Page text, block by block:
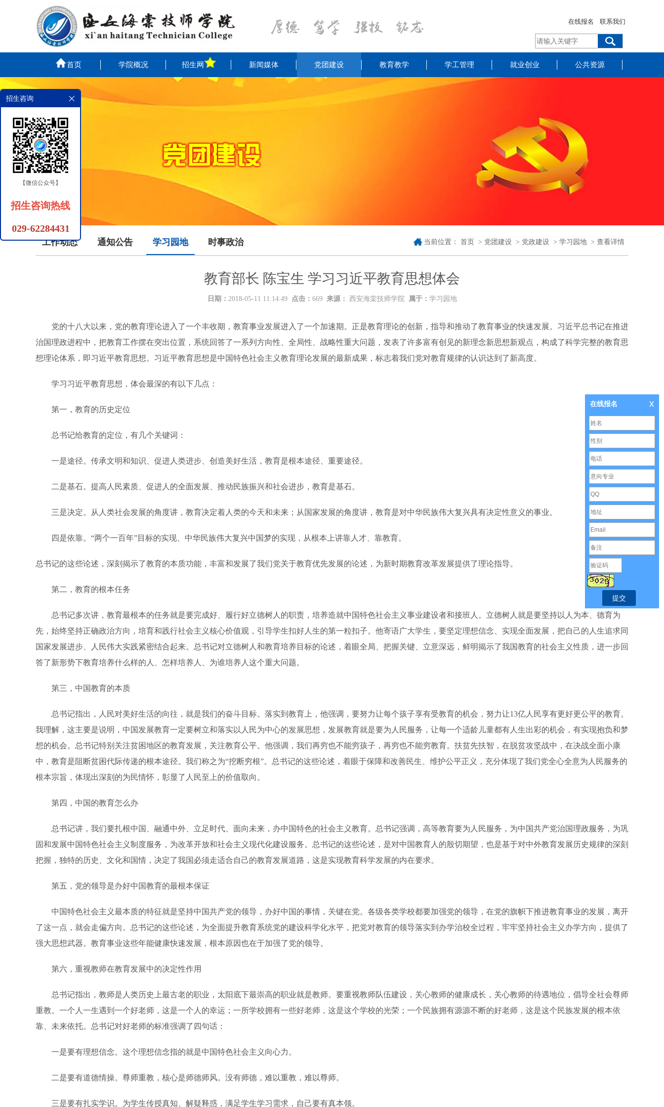
在线报名 联系我们
首页 学院概况 招生网 新闻媒体 党团建设 教育教学 学工管理 就业创业 公共资源
工作动态 通知公告 学习园地 时事政治 当前位置： 首页 > 党团建设 > 党政建设 > 学习园地 > 查看详情
教育部长 陈宝生 学习习近平教育思想体会
日期： 2018-05-11 11:14:49 点击： 669 来源： 西安海棠技师学院 属于： 学习园地
党的十八大以来，党的教育理论进入了一个丰收期，教育事业发展进入了一个加速期。正是教育理论的创新，指导和推动了教育事业的快速发展。习近平总书记在推进
治国理政进程中，把教育工作摆在突出位置，系统回答了一系列方向性、全局性、战略性重大问题，发表了许多富有创见的新理念新思想新观点，构成了科学完整的教育思
想理论体系，即习近平教育思想。习近平教育思想是中国特色社会主义教育理论发展的最新成果，标志着我们党对教育规律的认识达到了新高度。
学习习近平教育思想，体会最深的有以下几点：
第一，教育的历史定位
总书记给教育的定位，有几个关键词：
一是途径。传承文明和知识、促进人类进步、创造美好生活，教育是根本途径、重要途径。
二是基石。提高人民素质、促进人的全面发展、推动民族振兴和社会进步，教育是基石。
三是决定。从人类社会发展的角度讲，教育决定着人类的今天和未来；从国家发展的角度讲，教育是对中华民族伟大复兴具有决定性意义的事业。
四是依靠。“两个一百年”目标的实现、中华民族伟大复兴中国梦的实现，从根本上讲靠人才、靠教育。
总书记的这些论述，深刻揭示了教育的本质功能，丰富和发展了我们党关于教育优先发展的论述，为新时期教育改革发展提供了理论指导。
第二，教育的根本任务
总书记多次讲，教育最根本的任务就是要完成好、履行好立德树人的职责，培养造就中国特色社会主义事业建设者和接班人。立德树人就是要坚持以人为本、德育为
先，始终坚持正确政治方向，培育和践行社会主义核心价值观，引导学生扣好人生的第一粒扣子。他寄语广大学生，要坚定理想信念、实现全面发展，把自己的人生追求同
国家发展进步、人民伟大实践紧密结合起来。总书记对立德树人和教育培养目标的论述，着眼全局、把握关键、立意深远，鲜明揭示了我国教育的社会主义性质，进一步回
答了新形势下教育培养什么样的人、怎样培养人、为谁培养人这个重大问题。
第三，中国教育的本质
总书记指出，人民对美好生活的向往，就是我们的奋斗目标。落实到教育上，他强调，要努力让每个孩子享有受教育的机会，努力让13亿人民享有更好更公平的教育。
我理解，这主要是说明，中国发展教育一定要树立和落实以人民为中心的发展思想，发展教育就是要为人民服务，让每一个适龄儿童都有人生出彩的机会，有实现抱负和梦
想的机会。总书记特别关注贫困地区的教育发展，关注教育公平。他强调，我们再穷也不能穷孩子，再穷也不能穷教育。扶贫先扶智，在脱贫攻坚战中，在决战全面小康
中，教育是阻断贫困代际传递的根本途径。我们称之为“挖断穷根”。总书记的这些论述，着眼于保障和改善民生、维护公平正义，充分体现了我们党全心全意为人民服务的
根本宗旨，体现出深刻的为民情怀，彰显了人民至上的价值取向。
第四，中国的教育怎么办
总书记讲，我们要扎根中国、融通中外、立足时代、面向未来，办中国特色的社会主义教育。总书记强调，高等教育要为人民服务，为中国共产党治国理政服务，为巩
固和发展中国特色社会主义制度服务，为改革开放和社会主义现代化建设服务。总书记的这些论述，是对中国教育人的殷切期望，也是基于对中外教育发展历史规律的深刻
把握，独特的历史、文化和国情，决定了我国必须走适合自己的教育发展道路，这是实现教育科学发展的内在要求。
第五，党的领导是办好中国教育的最根本保证
中国特色社会主义最本质的特征就是坚持中国共产党的领导，办好中国的事情，关键在党。各级各类学校都要加强党的领导，在党的旗帜下推进教育事业的发展，离开
了这一点，就会走偏方向。总书记的这些论述，为全面提升教育系统党的建设科学化水平，把党对教育的领导落实到办学治校全过程，牢牢坚持社会主义办学方向，提供了
强大思想武器。教育事业这些年能健康快速发展，根本原因也在于加强了党的领导。
第六，重视教师在教育发展中的决定性作用
总书记指出，教师是人类历史上最古老的职业，太阳底下最崇高的职业就是教师。要重视教师队伍建设，关心教师的健康成长，关心教师的待遇地位，倡导全社会尊师
重教。一个人一生遇到一个好老师，这是一个人的幸运；一所学校拥有一些好老师，这是这个学校的光荣；一个民族拥有源源不断的好老师，这是这个民族发展的根本依
靠、未来依托。总书记对好老师的标准强调了四句话：
一是要有理想信念。这个理想信念指的就是中国特色社会主义向心力。
二是要有道德情操。尊师重教，核心是师德师风。没有师德，难以重教，难以尊师。
三是要有扎实学识。为学生传授真知、解疑释惑，满足学生学习需求，自己要有真本领。
在线报名 x
招生咨询
【微信公众号】
招生咨询热线
029-62284431